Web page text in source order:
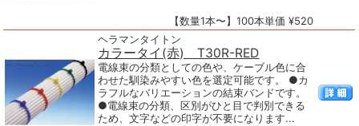
【数量1本〜】100本単価 ¥520
ヘラマンタイトン
カラータイ(赤) T30R-RED
電線束の分類としての色や、ケーブル色に合
わせた馴染みやすい色を選定可能です。 ●カ
ラフルなバリエーションの結束バンドです。
●電線束の分類、区別がひと目で判別できる
ため、文字などの印字が不要になります...